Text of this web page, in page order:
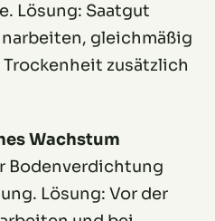
Lösung: Saatgut
gleichmäßig
zusätzlich
Wachstum
Bodenverdichtung
Lösung: Vor der